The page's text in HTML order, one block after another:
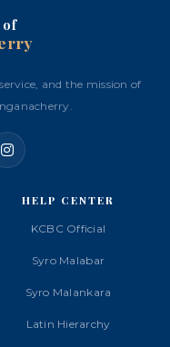
of
and the mission of
HELP CENTER
KCBC Official
Syro Malabar
Syro Malankara
Latin Hierarchy